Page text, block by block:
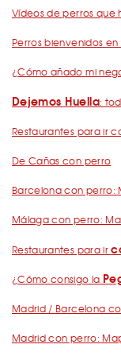
Vídeos de perros que
Perros bienvenidos
¿Cómo añado mi
Dejemos Huella:
Restaurantes para ir
De Cañas con perro
Barcelona con perro:
Málaga con perro:
Restaurantes para ir
¿Cómo consigo la
Madrid / Barcelona
Madrid con perro: